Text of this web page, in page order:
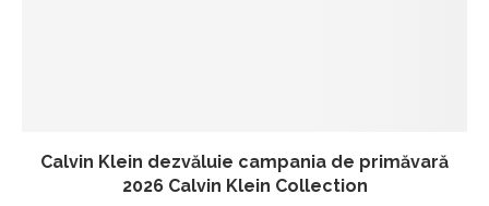
Calvin Klein dezvăluie campania de primăvară
2026 Calvin Klein Collection